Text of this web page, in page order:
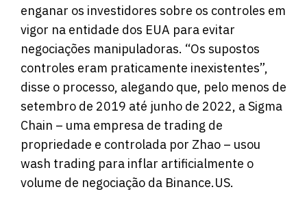
enganar os investidores sobre os controles em
vigor na entidade dos EUA para evitar
negociações manipuladoras. “Os supostos
controles eram praticamente inexistentes”,
disse o processo, alegando que, pelo menos de
setembro de 2019 até junho de 2022, a Sigma
Chain – uma empresa de trading de
propriedade e controlada por Zhao – usou
wash trading para inflar artificialmente o
volume de negociação da Binance.US.